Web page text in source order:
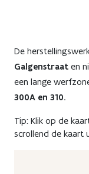
De
Galgenstraat en
een lange
300A en 310.
Tip: Klik op de
scrollend de kaart